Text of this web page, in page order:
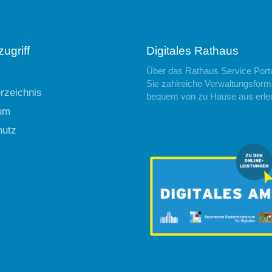
Digitales Rathaus
Über das Rathaus Service
Sie zahlreiche
bequem von zu Hause aus